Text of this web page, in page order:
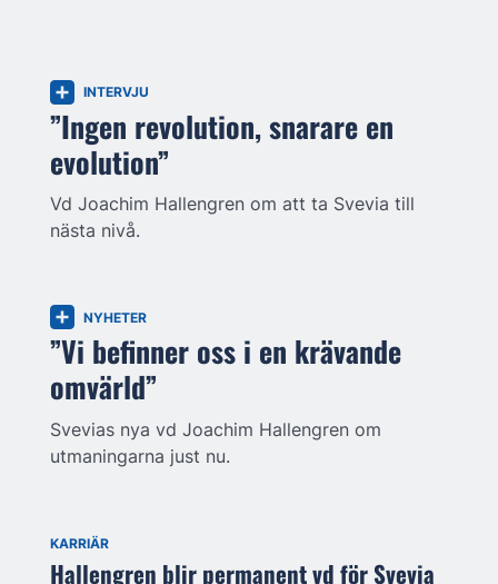
INTERVJU
”Ingen revolution, snarare en
evolution”
Vd Joachim Hallengren om att ta Svevia till
nästa nivå.
NYHETER
”Vi befinner oss i en krävande
omvärld”
Svevias nya vd Joachim Hallengren om
utmaningarna just nu.
KARRIÄR
Hallengren blir permanent vd för Svevia